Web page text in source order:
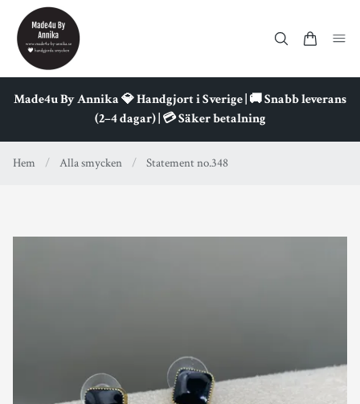
Made4u By Annika 💎 Handgjort i Sverige | 🚚 Snabb leverans
(2–4 dagar) | 💳 Säker betalning
Hem / Alla smycken / Statement no.348